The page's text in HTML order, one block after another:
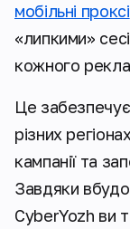
мобільні проксі
«липкими»
кожного
Це
різних
кампанії та
Завдяки
CyberYozh ви